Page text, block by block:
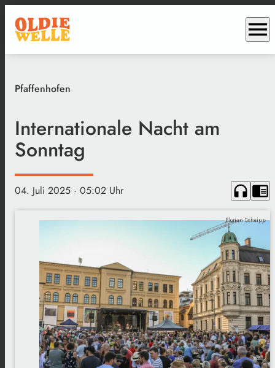
menu
Pfaffenhofen
Internationale Nacht am
Sonntag
04. Juli 2025 · 05:02 Uhr headphones chrome_reader_mode
Florian Schaipp